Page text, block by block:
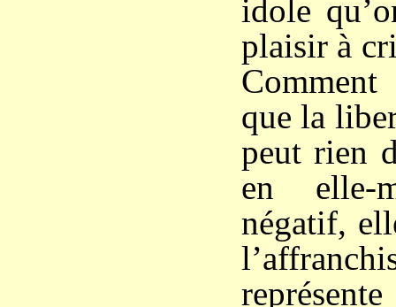
idole
plaisir à
que la
peut rien
en elle-
négatif,